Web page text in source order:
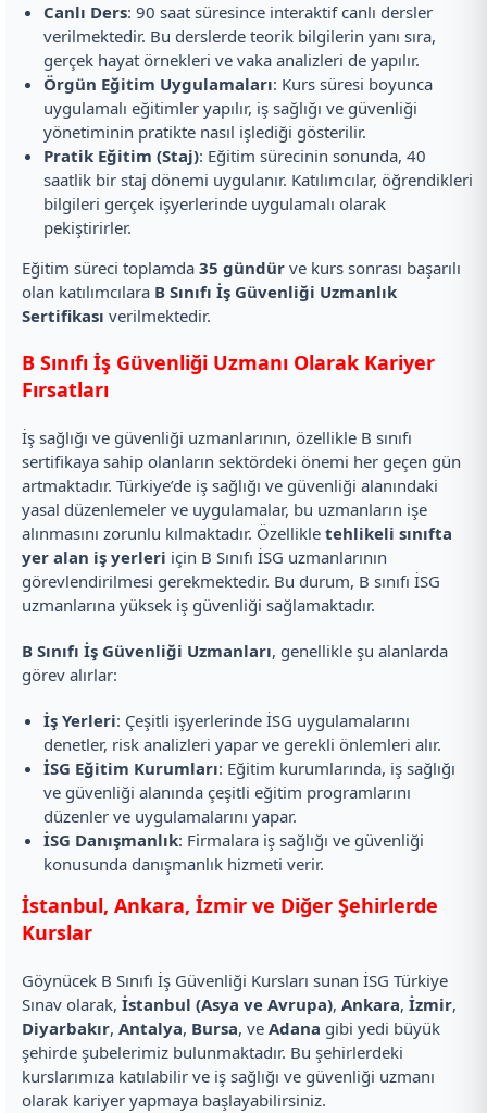
Canlı Ders: 90 saat süresince interaktif canlı dersler
verilmektedir. Bu derslerde teorik bilgilerin yanı sıra,
gerçek hayat örnekleri ve vaka analizleri de yapılır.
Örgün Eğitim Uygulamaları: Kurs süresi boyunca
uygulamalı eğitimler yapılır, iş sağlığı ve güvenliği
yönetiminin pratikte nasıl işlediği gösterilir.
Pratik Eğitim (Staj): Eğitim sürecinin sonunda, 40
saatlik bir staj dönemi uygulanır. Katılımcılar, öğrendikleri
bilgileri gerçek işyerlerinde uygulamalı olarak
pekiştirirler.
Eğitim süreci toplamda 35 gündür ve kurs sonrası başarılı
olan katılımcılara B Sınıfı İş Güvenliği Uzmanlık
Sertifikası verilmektedir.
B Sınıfı İş Güvenliği Uzmanı Olarak Kariyer
Fırsatları
İş sağlığı ve güvenliği uzmanlarının, özellikle B sınıfı
sertifikaya sahip olanların sektördeki önemi her geçen gün
artmaktadır. Türkiye’de iş sağlığı ve güvenliği alanındaki
yasal düzenlemeler ve uygulamalar, bu uzmanların işe
alınmasını zorunlu kılmaktadır. Özellikle tehlikeli sınıfta
yer alan iş yerleri için B Sınıfı İSG uzmanlarının
görevlendirilmesi gerekmektedir. Bu durum, B sınıfı İSG
uzmanlarına yüksek iş güvenliği sağlamaktadır.
B Sınıfı İş Güvenliği Uzmanları, genellikle şu alanlarda
görev alırlar:
İş Yerleri: Çeşitli işyerlerinde İSG uygulamalarını
denetler, risk analizleri yapar ve gerekli önlemleri alır.
İSG Eğitim Kurumları: Eğitim kurumlarında, iş sağlığı
ve güvenliği alanında çeşitli eğitim programlarını
düzenler ve uygulamalarını yapar.
İSG Danışmanlık: Firmalara iş sağlığı ve güvenliği
konusunda danışmanlık hizmeti verir.
İstanbul, Ankara, İzmir ve Diğer Şehirlerde
Kurslar
Göynücek B Sınıfı İş Güvenliği Kursları sunan İSG Türkiye
Sınav olarak, İstanbul (Asya ve Avrupa), Ankara, İzmir,
Diyarbakır, Antalya, Bursa, ve Adana gibi yedi büyük
şehirde şubelerimiz bulunmaktadır. Bu şehirlerdeki
kurslarımıza katılabilir ve iş sağlığı ve güvenliği uzmanı
olarak kariyer yapmaya başlayabilirsiniz.